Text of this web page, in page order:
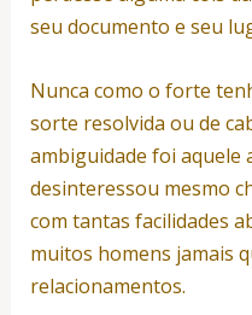
seu documento e seu
Nunca como o forte
sorte resolvida ou de
ambiguidade foi aquele
desinteressou mesmo
com tantas facilidades
muitos homens jamais
relacionamentos.